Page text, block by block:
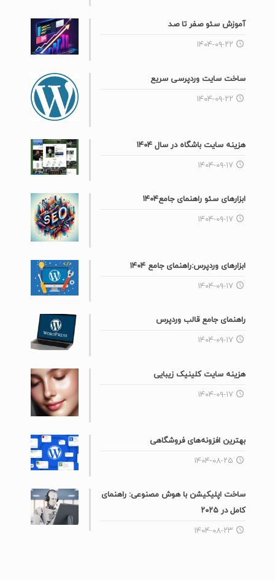
آموزش سئو صفر تا صد
۱۴۰۴-۰۹-۲۲
ساخت سایت وردپرسی سریع
۱۴۰۴-۰۹-۲۲
هزینه سایت باشگاه در سال ۱۴۰۴
۱۴۰۴-۰۹-۱۷
ابزارهای سئو راهنمای جامع۱۴۰۴
۱۴۰۴-۰۹-۱۷
ابزارهای وردپرس:راهنمای جامع ۱۴۰۴
۱۴۰۴-۰۹-۱۷
راهنمای جامع قالب وردپرس
۱۴۰۴-۰۹-۱۷
هزینه سایت کلینیک زیبایی
۱۴۰۴-۰۹-۱۷
بهترین افزونه‌های فروشگاهی
۱۴۰۴-۰۸-۲۵
ساخت اپلیکیشن با هوش مصنوعی: راهنمای
کامل در ۲۰۲۵
۱۴۰۴-۰۸-۲۳